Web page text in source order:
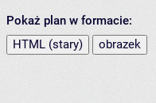
Pokaż plan w formacie:
HTML (stary)
obrazek